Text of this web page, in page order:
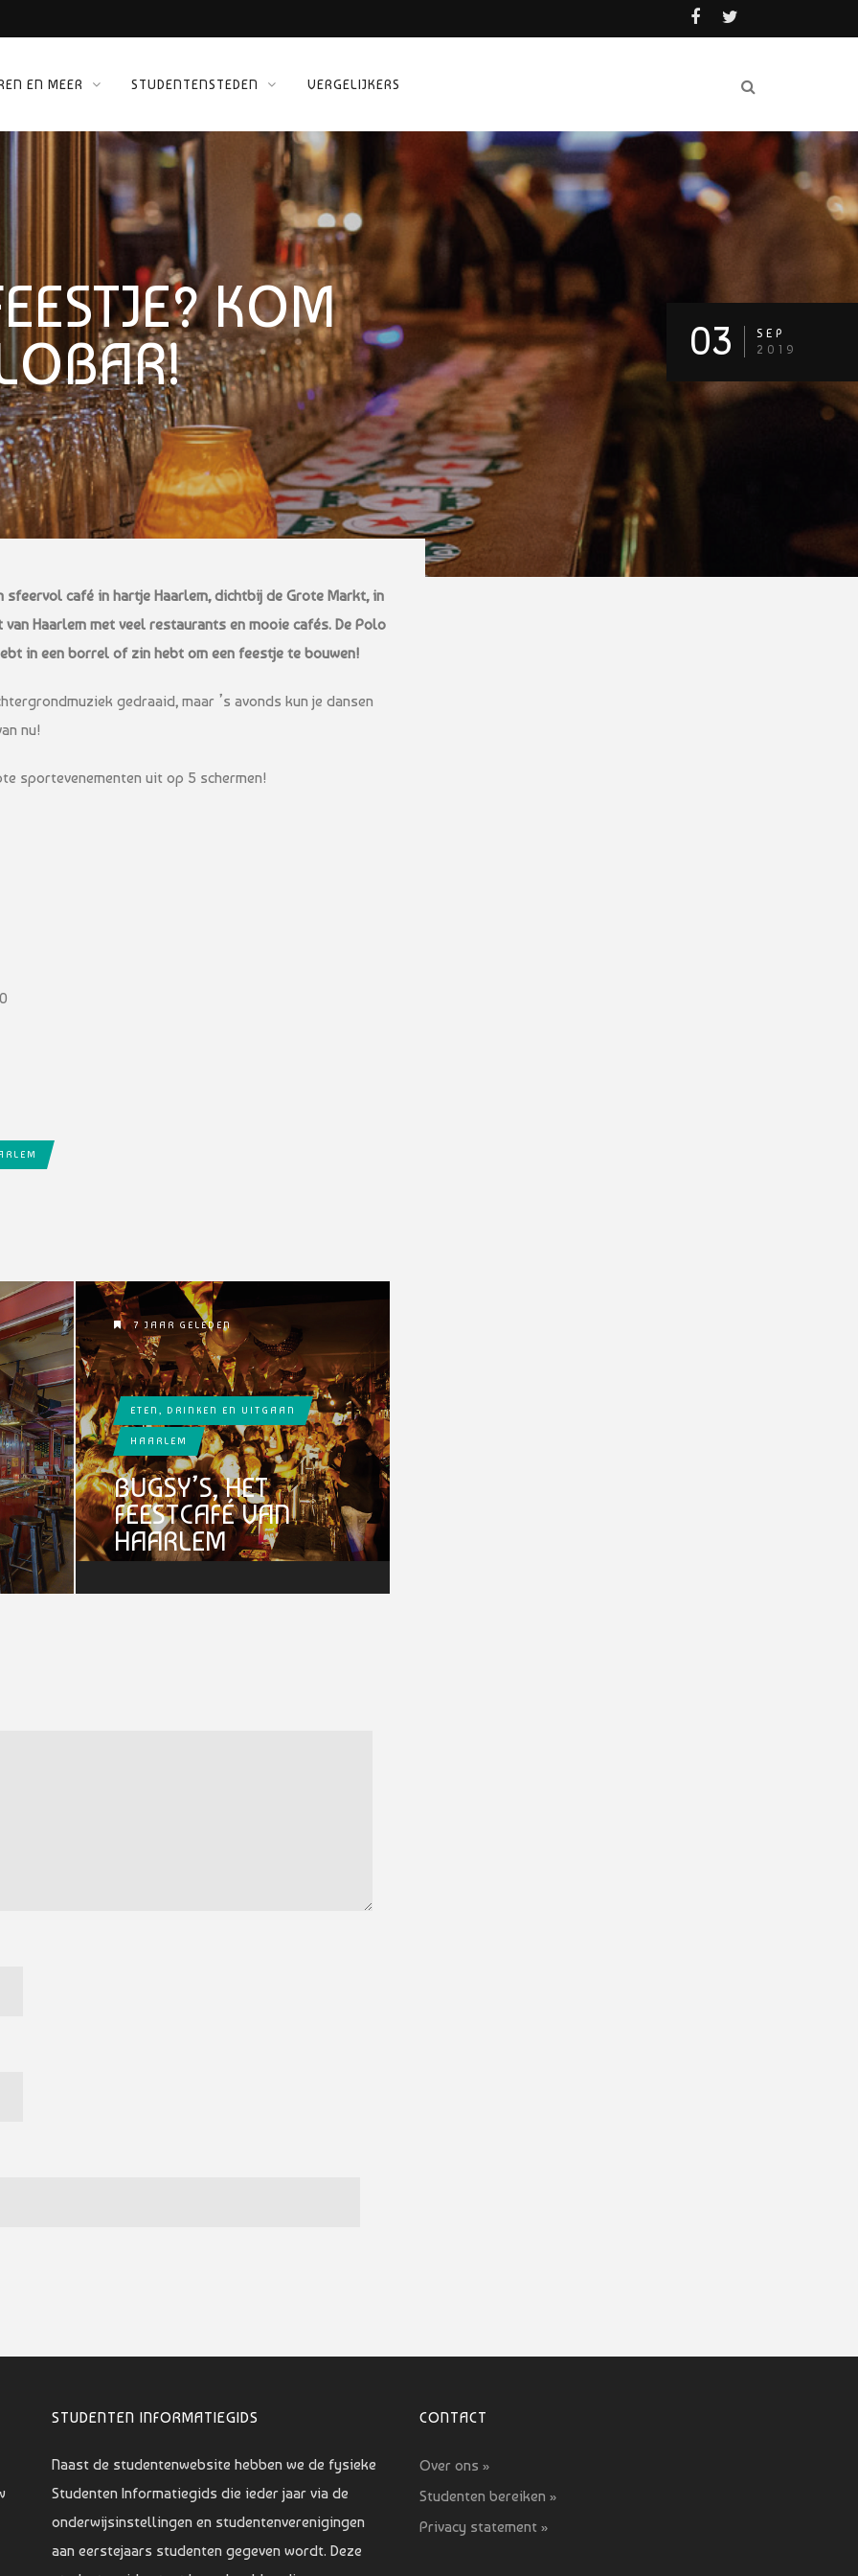
EN MEER STUDENTENSTEDEN VERGELIJKERS
KOM
03
SEP
2019
café in hartje Haarlem, dichtbij de Grote Markt, in
Haarlem met veel restaurants en mooie cafés. De Polo
in een borrel of zin hebt om een feestje te bouwen!
gedraaid, maar ’s avonds kun je dansen
nu!
sportevenementen uit op 5 schermen!
7 JAAR GELEDEN
ETEN, DRINKEN EN UITGAAN
HAARLEM
BUGSY’S, HET
FEESTCAFÉ VAN
HAARLEM
STUDENTEN INFORMATIEGIDS
Naast de studentenwebsite hebben we de fysieke
Studenten Informatiegids die ieder jaar via de
onderwijsinstellingen en studentenverenigingen
aan eerstejaars studenten gegeven wordt. Deze
CONTACT
Over ons »
Studenten bereiken »
Privacy statement »